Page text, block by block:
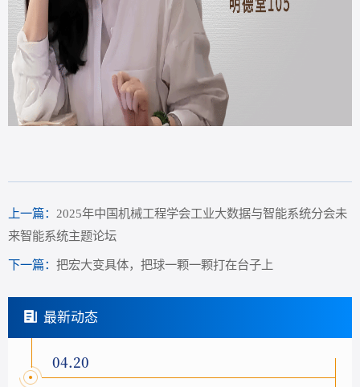
上一篇： 2025年中国机械工程学会工业大数据与智能系统分会未
来智能系统主题论坛
下一篇： 把宏大变具体，把球一颗一颗打在台子上
最新动态
04.20